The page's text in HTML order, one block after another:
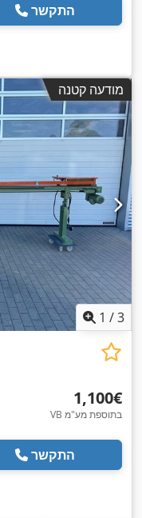
התקשר
מודעה קטנה
1 /3
‏1,100 ‏€
VB בתוספת מע"מ
התקשר